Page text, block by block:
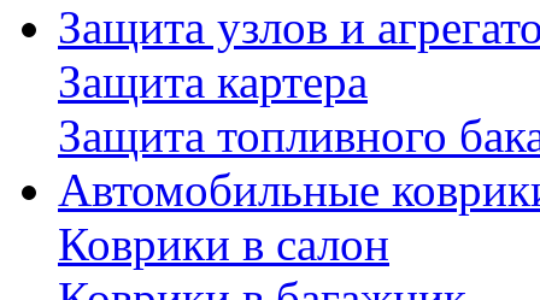
Защита узлов и
Защита картера
Защита топливного
Автомобильные
Коврики в салон